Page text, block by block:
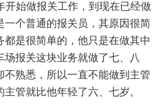
开始做报关工作，到现在已经做
一个普通的报关员，其原因很简
都是很简单的，他只是在做其中
场报关这块业务就做了七、八
不熟悉，所以一直不能做到主管
管就比他年轻了六、七岁。